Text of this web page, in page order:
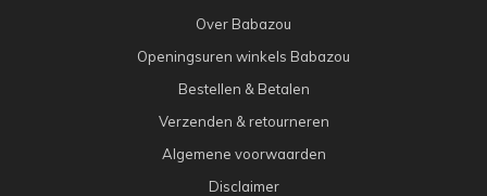
Over Babazou
Openingsuren winkels Babazou
Bestellen & Betalen
Verzenden & retourneren
Algemene voorwaarden
Disclaimer